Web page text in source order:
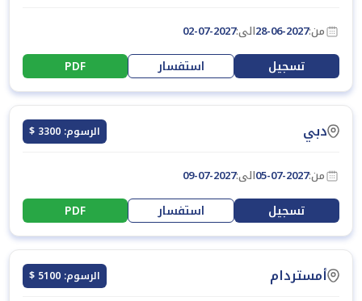
من:28-06-2027الى:02-07-2027
تسجيل استفسار PDF
دبي الرسوم: 3300 $
من:05-07-2027الى:09-07-2027
تسجيل استفسار PDF
أمستردام الرسوم: 5100 $